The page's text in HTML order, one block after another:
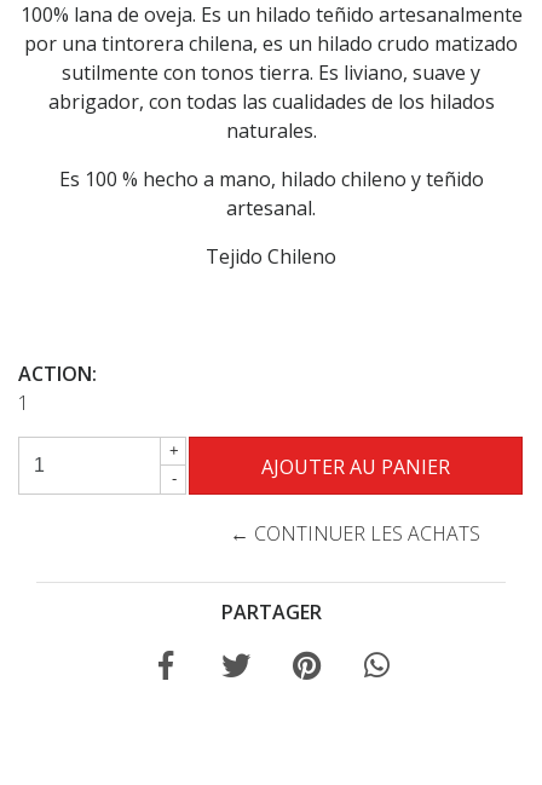
100% lana de oveja. Es un hilado teñido artesanalmente
por una tintorera chilena, es un hilado crudo matizado
sutilmente con tonos tierra. Es liviano, suave y
abrigador, con todas las cualidades de los hilados
naturales.
Es 100 % hecho a mano, hilado chileno y teñido
artesanal.
Tejido Chileno
ACTION:
1
+
-
← CONTINUER LES ACHATS
PARTAGER